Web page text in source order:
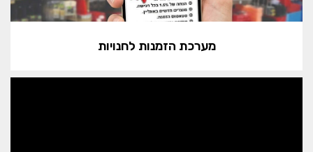
מערכת הזמנות לחנויות